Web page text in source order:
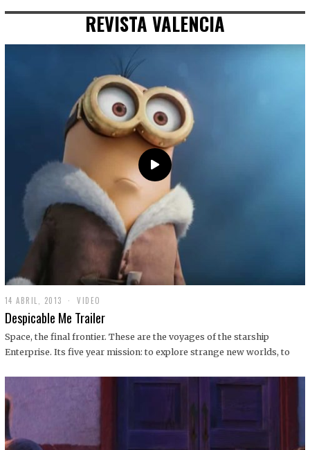
REVISTA VALENCIA
14 ABRIL, 2013
9
D
C
I
1
VIDEO
Despicable Me Trailer
Space, the final frontier. These are the voyages of the starship
Enterprise. Its five year mission: to explore strange new worlds, to